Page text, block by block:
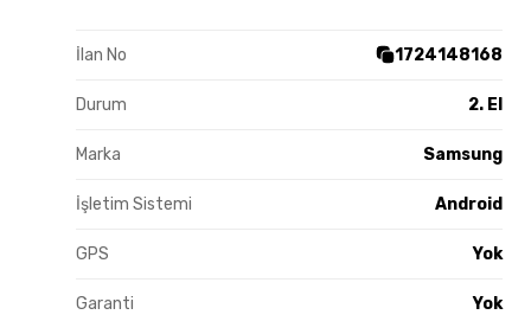
İlan No 1724148168
Durum 2. El
Marka Samsung
İşletim Sistemi Android
GPS Yok
Garanti Yok